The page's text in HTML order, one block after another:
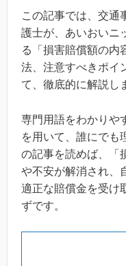
この記事では、交通
護士が、あいおいニ
る「損害賠償額の内
法、注意すべきポイ
て、徹底的に解説し
専門用語をわかりや
を用いて、誰にでも
の記事を読めば、「
や不安が解消され、
適正な賠償金を受け
ずです。